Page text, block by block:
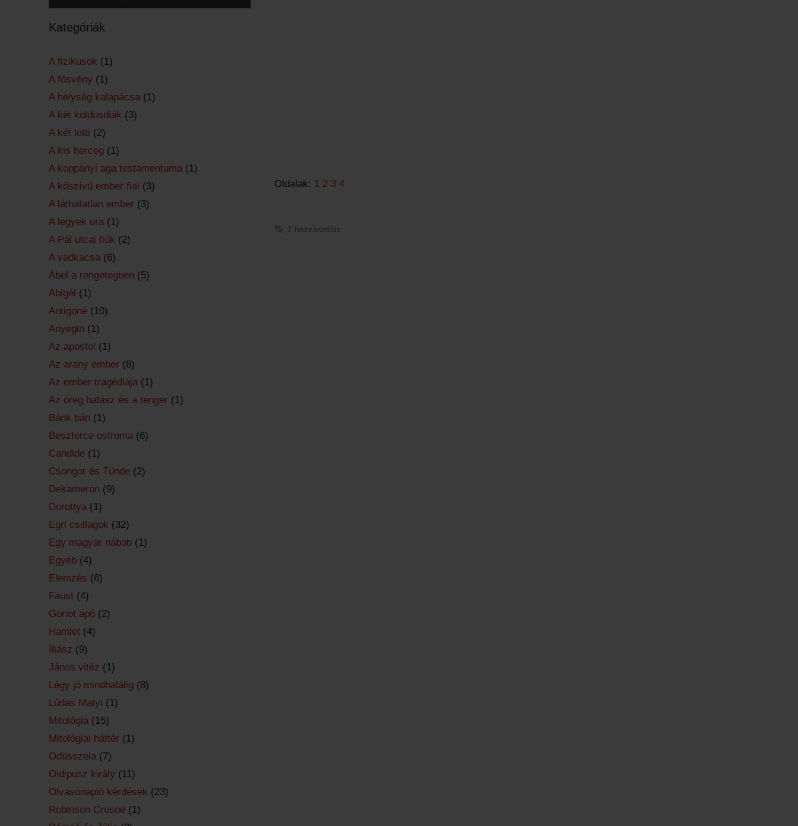
Oldalak: 1 2 3 4
2 hozzászólás
Kategóriák
A fizikusok (1)
A fösvény (1)
A helység kalapácsa (1)
A két koldusdiák (3)
A két lotti (2)
A kis herceg (1)
A koppányi aga testamentuma (1)
A kőszívű ember fiai (3)
A láthatatlan ember (3)
A legyek ura (1)
A Pál utcai fiúk (2)
A vadkacsa (6)
Ábel a rengetegben (5)
Abigél (1)
Antigoné (10)
Anyegin (1)
Az apostol (1)
Az arany ember (8)
Az ember tragédiája (1)
Az öreg halász és a tenger (1)
Bánk bán (1)
Beszterce ostroma (6)
Candide (1)
Csongor és Tünde (2)
Dekameron (9)
Dorottya (1)
Egri csillagok (32)
Egy magyar nábob (1)
Egyéb (4)
Elemzés (6)
Faust (4)
Goriot apó (2)
Hamlet (4)
Íliász (9)
János vitéz (1)
Légy jó mindhalálig (8)
Lúdas Matyi (1)
Mitológia (15)
Mitológiai háttér (1)
Odüsszeia (7)
Oidipusz király (11)
Olvasónapló kérdések (23)
Robinson Crusoe (1)